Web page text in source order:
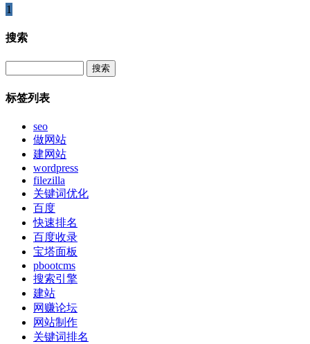
1
搜索
标签列表
seo
做网站
建网站
wordpress
filezilla
关键词优化
百度
快速排名
百度收录
宝塔面板
pbootcms
搜索引擎
建站
网赚论坛
网站制作
关键词排名